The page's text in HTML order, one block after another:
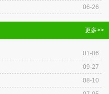
06-26
更多>>
01-06
09-27
08-10